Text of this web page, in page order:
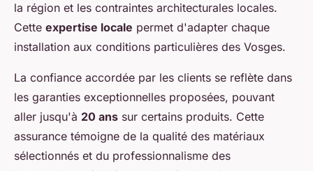
la région et les contraintes architecturales locales.
Cette expertise locale permet d'adapter chaque
installation aux conditions particulières des Vosges.
La confiance accordée par les clients se reflète dans
les garanties exceptionnelles proposées, pouvant
aller jusqu'à 20 ans sur certains produits. Cette
assurance témoigne de la qualité des matériaux
sélectionnés et du professionnalisme des